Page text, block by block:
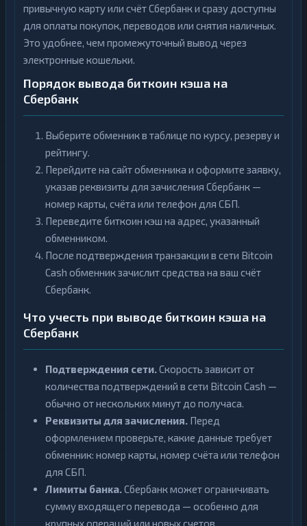
привычную карту или счёт Сбербанк и сразу доступны
для оплаты покупок, переводов или снятия наличных.
Это удобнее, чем промежуточный вывод через
электронные кошельки.
Порядок вывода биткоин кэша на
Сбербанк
Выберите обменник в таблице по курсу, резерву и
рейтингу.
Перейдите на сайт обменника и оформите заявку,
указав реквизиты для зачисления Сбербанк —
номер карты, счёта или телефон для СБП.
Переведите биткоин кэш на адрес, указанный
обменником.
После подтверждения транзакции в сети Bitcoin
Cash обменник зачислит средства на ваш счёт
Сбербанк.
Что учесть при выводе биткоин кэша на
Сбербанк
Подтверждения сети.Скорость зависит от
количества подтверждений в сети Bitcoin Cash —
обычно от нескольких минут до получаса.
Реквизиты для зачисления. Перед
оформлением проверьте, какие данные требует
обменник: номер карты, номер счёта или телефон
для СБП.
Лимиты банка.Сбербанк может ограничивать
сумму входящего перевода — особенно для
крупных операций или новых счетов.